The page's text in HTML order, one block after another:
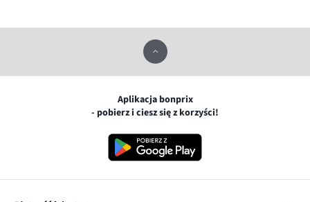
Aplikacja bonprix
- pobierz i ciesz się z korzyści!